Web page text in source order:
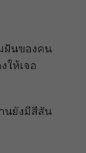
ฝันของคน
ให้เจอ
นยังมีสีสัน